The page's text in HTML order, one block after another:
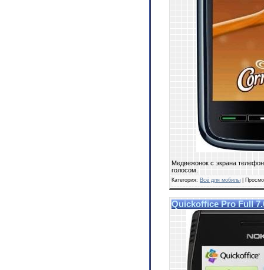
Медвежонок с экрана
голосом.
Категория: Всё для мобилы |
Quickoffice Pro Full